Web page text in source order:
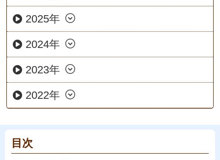
2025年
2024年
2023年
2022年
目次